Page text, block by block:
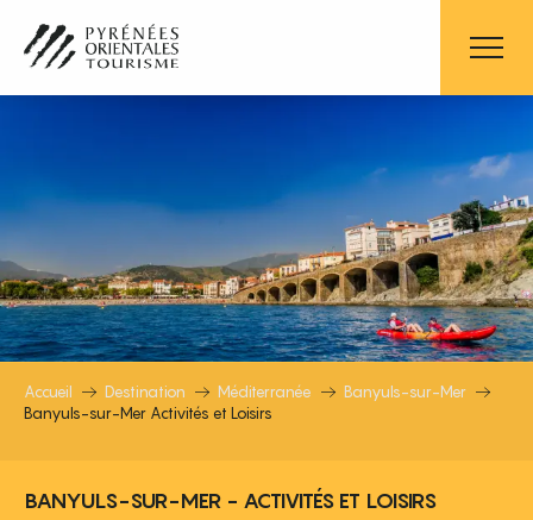
contenu
principal
Accueil Destination Méditerranée
Banyuls-sur-Mer
Banyuls-sur-Mer Activités et Loisirs
BANYULS-SUR-MER - ACTIVITÉS ET LOISIRS